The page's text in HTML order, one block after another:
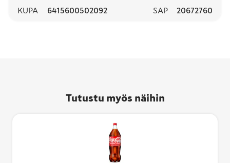
KUPA 6415600502092 SAP 20672760
Tutustu myös näihin